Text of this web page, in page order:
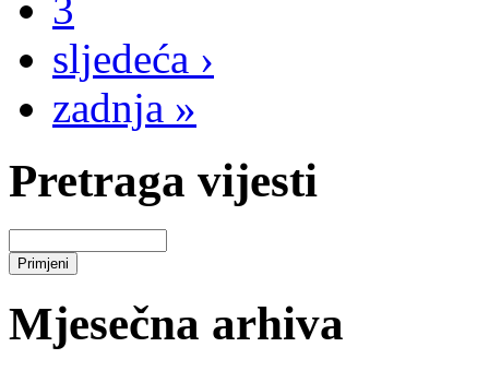
sljedeća ›
zadnja »
Pretraga vijesti
Mjesečna arhiva